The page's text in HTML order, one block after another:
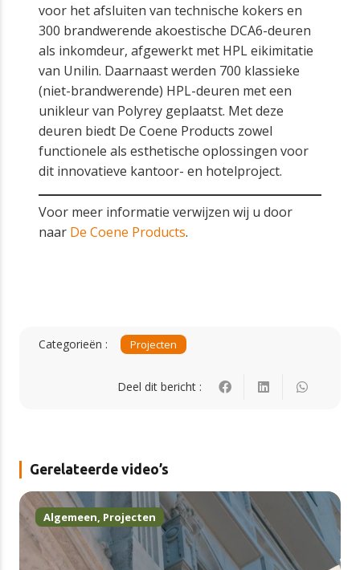
voor het afsluiten van technische kokers en
300 brandwerende akoestische DCA6-deuren
als inkomdeur, afgewerkt met HPL eikimitatie
van Unilin. Daarnaast werden 700 klassieke
(niet-brandwerende) HPL-deuren met een
unikleur van Polyrey geplaatst. Met deze
deuren biedt De Coene Products zowel
functionele als esthetische oplossingen voor
dit innovatieve kantoor- en hotelproject.
Voor meer informatie verwijzen wij u door
naar De Coene Products.
Categorieën : Projecten
Deel dit bericht :
Gerelateerde video’s
Algemeen, Projecten